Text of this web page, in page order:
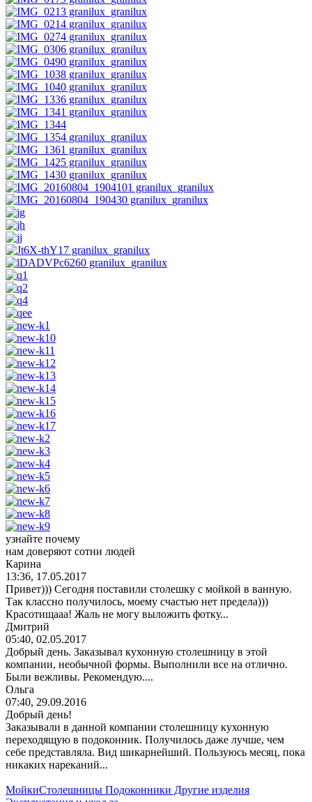
узнайте почему
нам доверяют сотни людей
Карина
13:36, 17.05.2017
Привет))) Сегодня поставили столешку с мойкой в ванную.
Так классно получилось, моему счастью нет предела)))
Красотищааа! Жаль не могу выложить фотку...
Дмитрий
05:40, 02.05.2017
Добрый день. Заказывал кухонную столешницу в этой
компании, необычной формы. Выполнили все на отлично.
Были вежливы. Рекомендую....
Ольга
07:40, 29.09.2016
Добрый день!
Заказывали в данной компании столешницу кухонную
переходящую в подоконник. Получилось даже лучше, чем
себе представляла. Вид шикарнейший. Пользуюсь месяц, пока
никаких нареканий...
МойкиСтолешницы Подоконники Другие изделия